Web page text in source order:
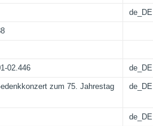
de_DE
02.446 de_DE
zum 75. Jahrestag
de_DE
de_DE